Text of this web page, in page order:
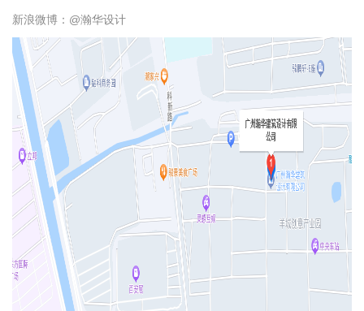
新浪微博：@瀚华设计